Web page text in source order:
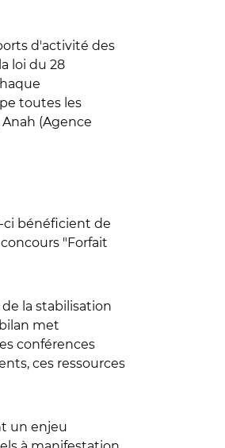
d'activité des
loi du 28
toutes les
(Agence
ci bénéficient de
"Forfait
la stabilisation
met
conférences
ces ressources
un enjeu